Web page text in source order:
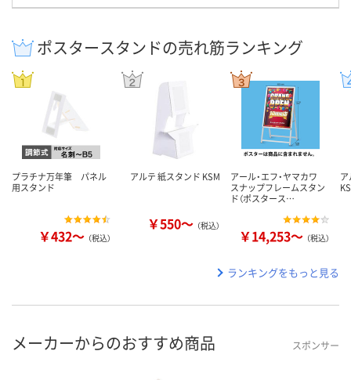
ポスタースタンドの売れ筋ランキング
プラチナ万年筆 パネル
用スタンド
￥432～ （税込）
アルテ 紙スタンド KSM
￥550～ （税込）
アール・エフ・ヤマカワ
スナップフレームスタン
ド（ポスタース…
￥14,253～ （税込）
KS
ランキングをもっと見る
メーカーからのおすすめ商品 スポンサー